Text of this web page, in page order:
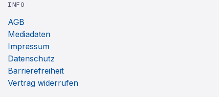
INFO
AGB
Mediadaten
Impressum
Datenschutz
Barrierefreiheit
Vertrag widerrufen